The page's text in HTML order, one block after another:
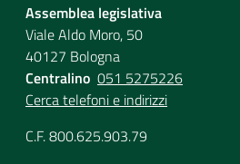
Assemblea legislativa
Viale Aldo Moro, 50
40127 Bologna
Centralino 051 5275226
Cerca telefoni e indirizzi
C.F. 800.625.903.79